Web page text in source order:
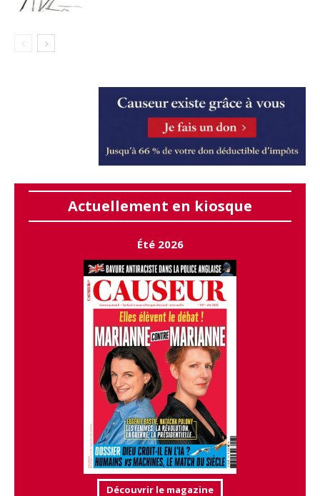
Actuellement en kiosque
Été 2026
Découvrir le magazine